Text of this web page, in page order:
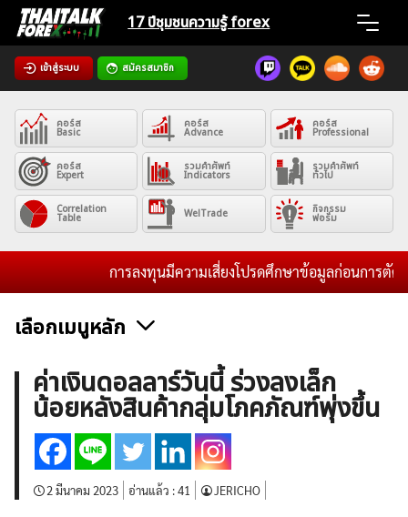
Skip
content
17 ปีชุมชนความรู้ forex
เข้าสู่ระบบ สมัครสมาชิก
Home
News
Articles
VPS Register
ค้นหา
สำหรับ:
คอร์ส
Basic
คอร์ส
Advance
คอร์ส
Professional
คอร์ส
Expert
รวมคำศัพท์
Indicators
รวมคำศัพท์
ทั่วไป
Correlation
Table WelTrade กิจกรรม
ฟอรั่ม
การลงทุนมีความเสี่ยงโปรดศึกษาข้อมูลก่อนการตัดสิน
เลือกเมนูหลัก
ข่าวฟอเร็กซ์และสกุลเงิน คริปโตเคอร์เรนซี
ฟรีซิกแนล รายวัน
บทวิเคราะห์
เศรษฐกิจทั่วไป ดัชนี-หุ้น
พันธบัตร
สินค้าโภคภัณฑ์
โบรกเกอร์ FX
โปรโมชั่น Forex
กองทุน Forex
ฟรี EA
ค่าเงินดอลลาร์วันนี้ ร่วงลงเล็ก
น้อยหลังสินค้ากลุ่มโภคภัณฑ์พุ่งขึ้น
2 มีนาคม 2023 อ่านแล้ว :41 JERICHO